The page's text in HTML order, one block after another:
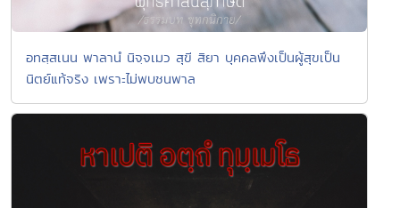
อทสฺสเนน พาลานํ นิจฺจเมว สุขี สิยา บุคคลพึงเป็นผู้สุขเป็น
นิตย์แท้จริง เพราะไม่พบชนพาล